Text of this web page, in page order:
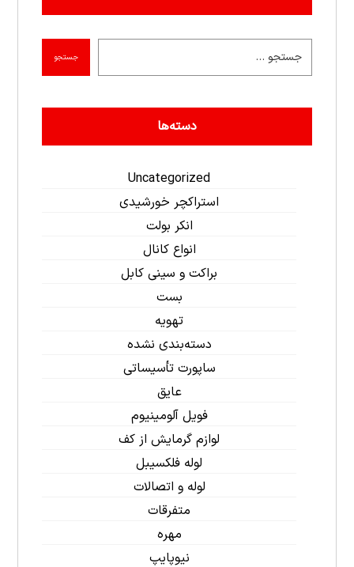
جستجو
دسته‌ها
Uncategorized
استراکچر خورشیدی
انکر بولت
انواع کانال
براکت و سینی کابل
بست
تهویه
دسته‌بندی نشده
ساپورت تأسیساتی
عایق
فویل آلومینیوم
لوازم گرمایش از کف
لوله فلکسیبل
لوله و اتصالات
متفرقات
مهره
نیوپایپ